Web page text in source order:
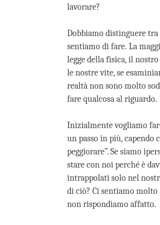
lavorare?
Dobbiamo distinguere
sentiamo di fare. La
legge della fisica, il
le nostre vite, se
realtà non sono molto
fare qualcosa al riguardo.
Inizialmente vogliamo
un passo in più,
peggiorare”. Se siamo
stare con noi perché è
intrappolati solo nel
di ciò? Ci sentiamo molto
non rispondiamo affatto.